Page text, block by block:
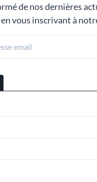
de nos dernières
en vous inscrivant à